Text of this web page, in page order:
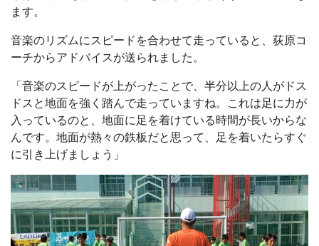
ます。
音楽のリズムにスピードを合わせて走っていると、荻原コ
ーチからアドバイスが送られました。
「音楽のスピードが上がったことで、半分以上の人がドス
ドスと地面を強く踏んで走っていますね。これは足に力が
入っているのと、地面に足を着けている時間が長いからな
んです。地面が熱々の鉄板だと思って、足を着いたらすぐ
に引き上げましょう」